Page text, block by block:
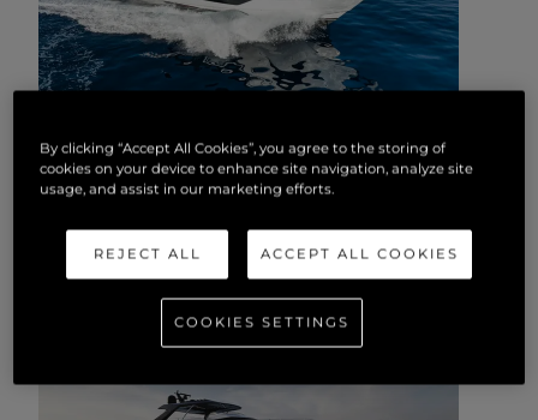
88 YACHT
By clicking “Accept All Cookies”, you agree to the storing of
cookies on your device to enhance site navigation, analyze site
usage, and assist in our marketing efforts.
REJECT ALL ACCEPT ALL COOKIES
COOKIES SETTINGS